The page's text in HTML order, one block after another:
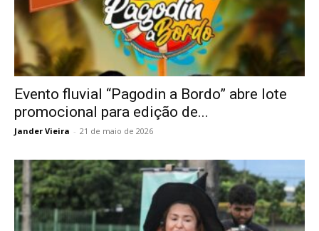
Evento fluvial “Pagodin a Bordo” abre lote
promocional para edição de...
Jander Vieira - 21 de maio de 2026